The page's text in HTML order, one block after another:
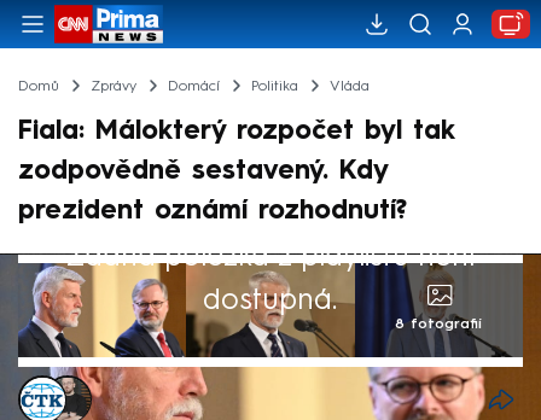
Domů Zprávy Domácí Politika Vláda
Fiala: Málokterý rozpočet byl tak
zodpovědně sestavený. Kdy
prezident oznámí rozhodnutí?
Žádná položka z playlistu není
dostupná.
8 fotografií
ČTK, Marek Pausz
Akt. 9. pro 2024, 13:37